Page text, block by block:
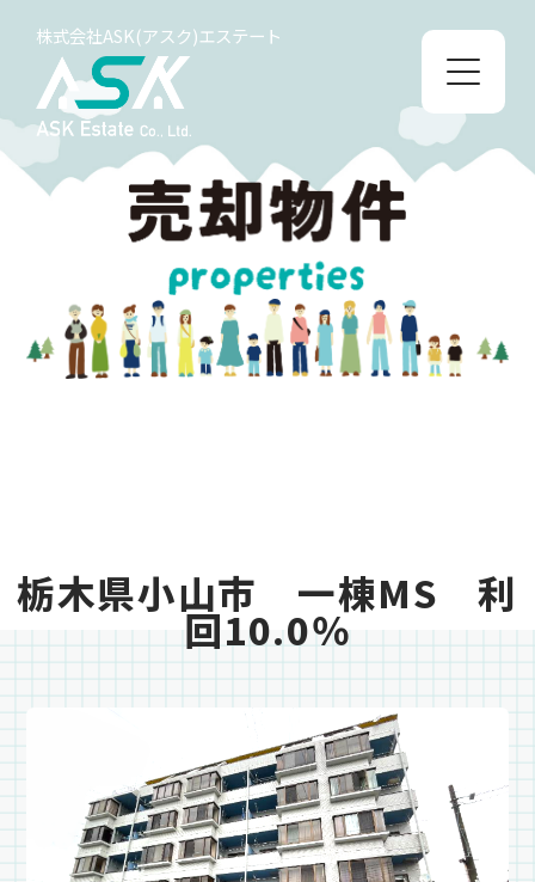
株式会社ASK(アスク)エステート
栃木県小山市 一棟MS 利
回10.0％